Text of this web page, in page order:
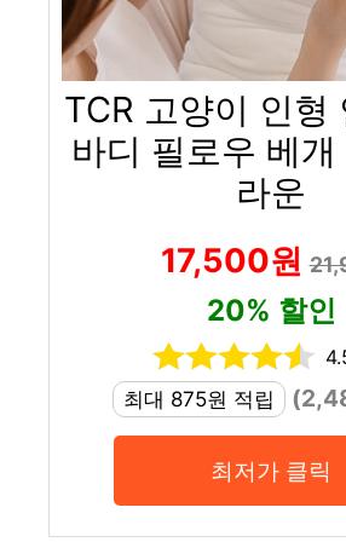
TCR 고양이 인형
바디 필로우 베
라운
17,500원
20% 할인
최대 875원 적립
최저가 클릭